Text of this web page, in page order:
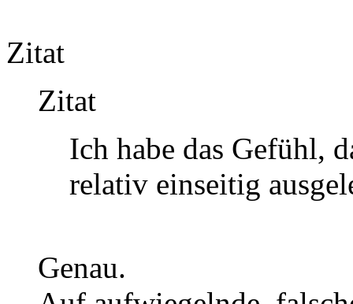
Zitat
Zitat
Ich habe das Gefühl,
relativ einseitig
Genau.